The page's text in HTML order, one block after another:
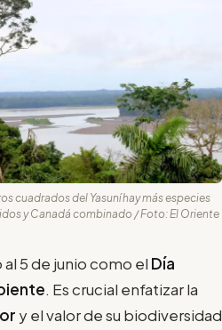
cuadrados del Yasuní hay más especies
y Canadá combinado / Foto: El Oriente
5 de junio como el Día
. Es crucial enfatizar la
y el valor de su biodiversidad